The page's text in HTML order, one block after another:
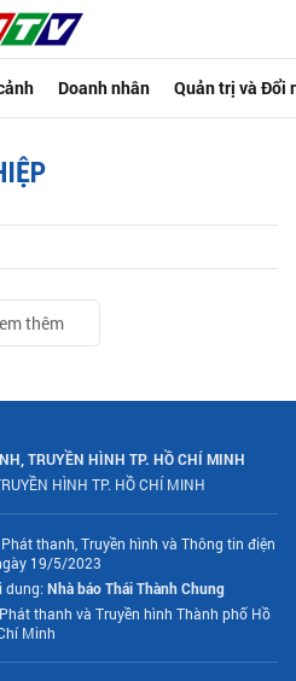
Doanh nhân Quản trị và Đổi
thêm
TRUYỀN HÌNH TP. HỒ CHÍ MINH
HÌNH TP. HỒ CHÍ MINH
thanh, Truyền hình và Thông tin điện
19/5/2023
dung: Nhà báo Thái Thành Chung
thanh và Truyền hình Thành phố Hồ
Minh